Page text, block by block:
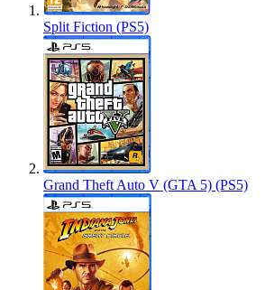
Split Fiction (PS5)
Grand Theft Auto V (GTA 5) (PS5)